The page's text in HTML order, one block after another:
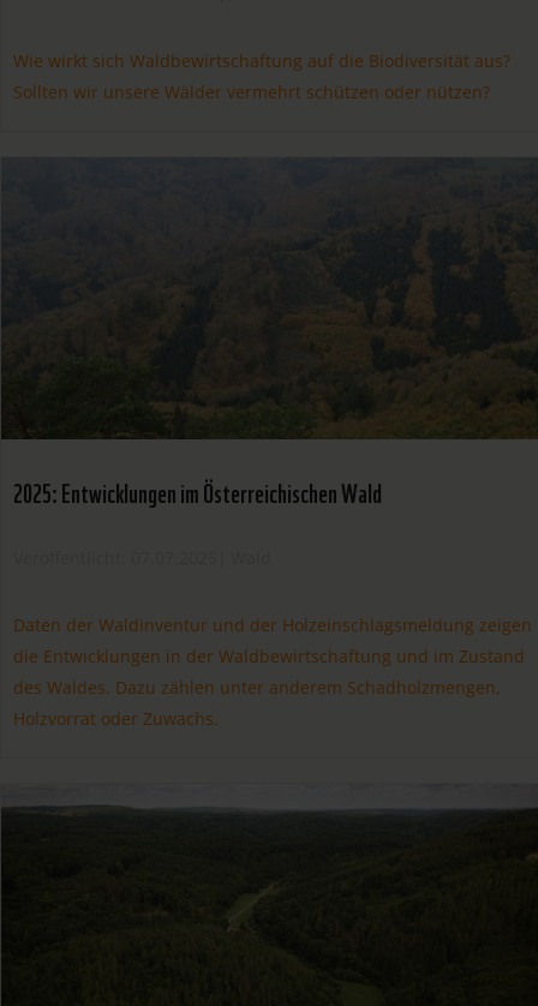
Wie wirkt sich Waldbewirtschaftung auf die Biodiversität aus?
Sollten wir unsere Wälder vermehrt schützen oder nützen?
2025: Entwicklungen im Österreichischen Wald
Daten der Waldinventur und der Holzeinschlagsmeldung zeigen
die Entwicklungen in der Waldbewirtschaftung und im Zustand
des Waldes. Dazu zählen unter anderem Schadholzmengen,
Holzvorrat oder Zuwachs.